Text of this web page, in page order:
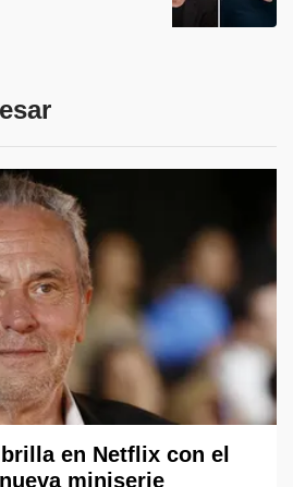
en Netflix con el
miniserie